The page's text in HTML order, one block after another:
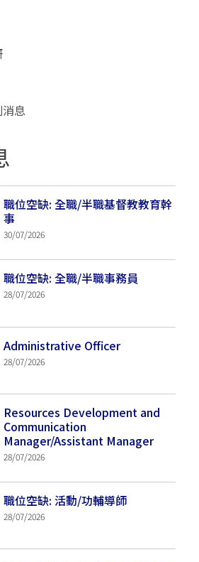
息
職位空缺: 全職/半職基督教教育幹
事
30/07/2026
職位空缺: 全職/半職事務員
28/07/2026
Administrative Officer
28/07/2026
Resources Development and
Communication
Manager/Assistant Manager
28/07/2026
職位空缺: 活動/功輔導師
28/07/2026